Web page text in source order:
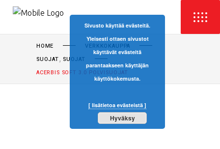
HOME
VERKKOKAUPPA
SUOJAT, SUOJAT
ACERBIS SOFT 3.0 POLVISUOJAT
Sivusto käyttää evästeitä.
Yleisesti ottaen sivustot
käyttävät evästeitä
parantaakseen käyttäjän
käyttökokemusta.
[ lisätietoa evästeistä ]
Hyväksy